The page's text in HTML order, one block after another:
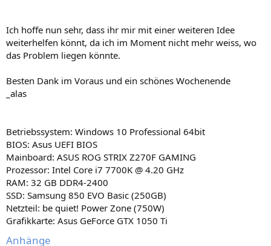
Ich hoffe nun sehr, dass ihr mir mit einer weiteren Idee
weiterhelfen könnt, da ich im Moment nicht mehr weiss, wo
das Problem liegen könnte.
Besten Dank im Voraus und ein schönes Wochenende
_alas
Betriebssystem: Windows 10 Professional 64bit
BIOS: Asus UEFI BIOS
Mainboard: ASUS ROG STRIX Z270F GAMING
Prozessor: Intel Core i7 7700K @ 4.20 GHz
RAM: 32 GB DDR4-2400
SSD: Samsung 850 EVO Basic (250GB)
Netzteil: be quiet! Power Zone (750W)
Grafikkarte: Asus GeForce GTX 1050 Ti
Anhänge